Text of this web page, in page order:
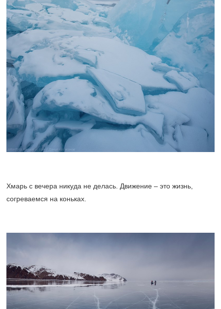
Хмарь с вечера никуда не делась. Движение – это жизнь,
согреваемся на коньках.